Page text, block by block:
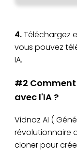
4.Téléchargez
vous pouvez
IA.
#2 Comment
avec l'IA ?
Vidnoz AI (
révolutionnaire
cloner pour